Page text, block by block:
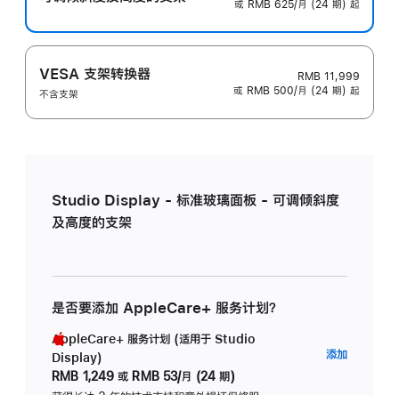
或 RMB 625/月 (24 期) 起
VESA 支架转换器
不含支架
RMB 11,999
或 RMB 500/月 (24 期) 起
Studio Display - 标准玻璃面板 - 可调倾斜度
及高度的支架
是否要添加 AppleCare+ 服务计划？
AppleCare+ 服务计划 (适用于 Studio
Display)
RMB 1,249 或 RMB 53/月 (24 期)
添加